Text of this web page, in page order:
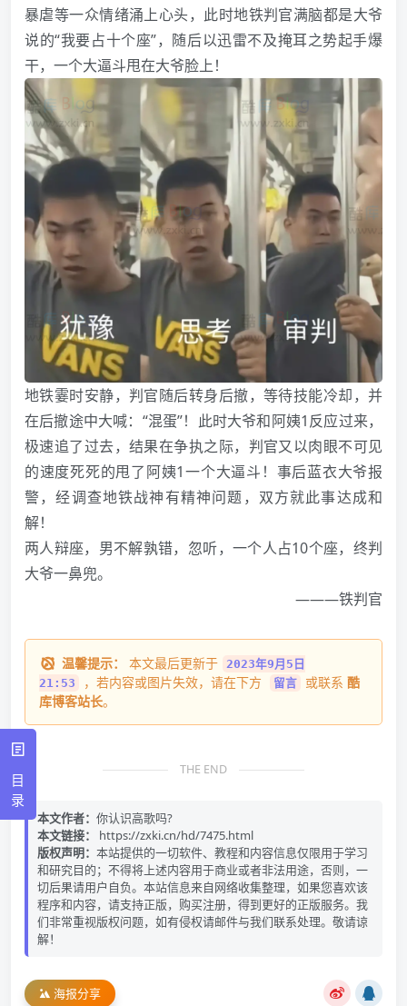
暴虐等一众情绪涌上心头，此时地铁判官满脑都是大爷
说的“我要占十个座”，随后以迅雷不及掩耳之势起手爆
干，一个大逼斗甩在大爷脸上！
地铁霎时安静，判官随后转身后撤，等待技能冷却，并
在后撤途中大喊：“混蛋”！此时大爷和阿姨1反应过来，
极速追了过去，结果在争执之际，判官又以肉眼不可见
的速度死死的甩了阿姨1一个大逼斗！事后蓝衣大爷报
警，经调查地铁战神有精神问题，双方就此事达成和
解！
两人辩座，男不解孰错，忽听，一个人占10个座，终判
大爷一鼻兜。
———铁判官
温馨提示： 本文最后更新于 2023年9月5日
21:53
，若内容或图片失效，请在下方 留言 或联系 酷
库博客站长。
THE END
本文作者： 你认识高歌吗?
本文链接：
https://zxki.cn/hd/7475.html
版权声明： 本站提供的一切软件、教程和内容信息仅限用于学习
和研究目的；不得将上述内容用于商业或者非法用途，否则，一
切后果请用户自负。本站信息来自网络收集整理，如果您喜欢该
程序和内容，请支持正版，购买注册，得到更好的正版服务。我
们非常重视版权问题，如有侵权请邮件与我们联系处理。敬请谅
解！
海报分享
目
录